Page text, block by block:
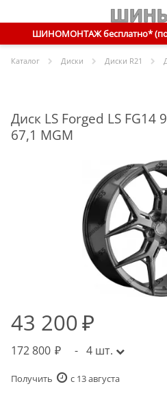
ШИНОМОНТАЖ бесплатно*
Каталог Диски Диски R21
Диск LS Forged LS FG14
67,1 MGM
43 200
172 800 - 4 шт.
Получить c 13 августа